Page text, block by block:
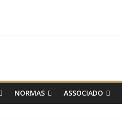
NORMAS ASSOCIADO